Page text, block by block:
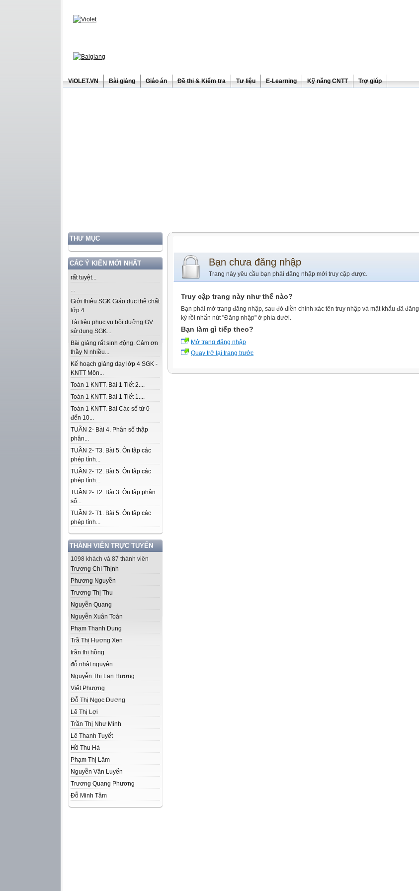
ViOLET.VN Bài giảng Giáo án Đề thi & Kiểm tra Tư liệu E-Learning Kỹ năng CNTT Trợ giúp
THƯ MỤC
CÁC Ý KIẾN MỚI NHẤT
rất tuyệt...
...
Giới thiệu SGK Giáo dục thể chất
lớp 4...
Tài liệu phục vụ bồi dưỡng GV
sử dụng SGK...
Bài giảng rất sinh động. Cảm ơn
thầy N nhiều...
Kế hoạch giảng dạy lớp 4 SGK -
KNTT Môn...
Toán 1 KNTT. Bài 1 Tiết 2....
Toán 1 KNTT. Bài 1 Tiết 1....
Toán 1 KNTT. Bài Các số từ 0
đến 10...
TUẦN 2- Bài 4. Phân số thập
phân...
TUẦN 2- T3. Bài 5. Ôn tập các
phép tính...
TUẦN 2- T2. Bài 5. Ôn tập các
phép tính...
TUẦN 2- T2. Bài 3. Ôn tập phân
số...
TUẦN 2- T1. Bài 5. Ôn tập các
phép tính...
THÀNH VIÊN TRỰC TUYẾN
1098 khách và 87 thành viên
Trương Chí Thịnh
Phương Nguyễn
Trương Thị Thu
Nguyễn Quang
Nguyễn Xuân Toàn
Phạm Thanh Dung
Trầ Thị Hương Xen
trần thị hồng
đỗ nhật nguyên
Nguyễn Thị Lan Hương
Viết Phượng
Đỗ Thị Ngọc Dương
Lê Thị Lợi
Trần Thị Như Minh
Lê Thanh Tuyết
Hồ Thu Hà
Phạm Thị Lâm
Nguyễn Văn Luyến
Trương Quang Phương
Đỗ Minh Tâm
Bạn chưa đăng nhập
Trang này yêu cầu bạn phải đăng nhập mới truy cập được.
Truy cập trang này như thế nào?
Bạn phải mở trang đăng nhập, sau đó điền chính xác tên truy nhập và mật khẩu đã đăng
ký rồi nhấn nút "Đăng nhập" ở phía dưới.
Bạn làm gì tiếp theo?
Mở trang đăng nhập
Quay trở lại trang trước